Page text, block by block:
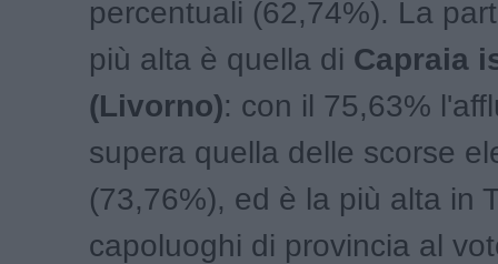
percentuali (62,74%). La
più alta è quella di Capraia
(Livorno): con il 75,63%
supera quella delle scorse
(73,76%), ed è la più alta in
capoluoghi di provincia al